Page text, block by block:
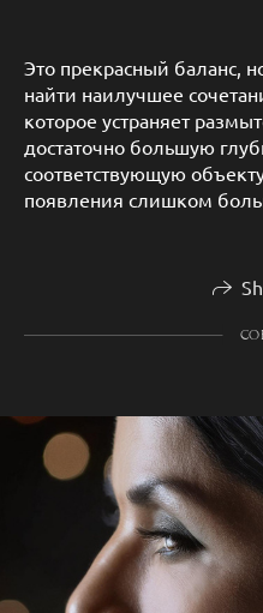
Это прекрасный баланс,
найти наилучшее
которое устраняет
достаточно большую
соответствующую
появления слишком